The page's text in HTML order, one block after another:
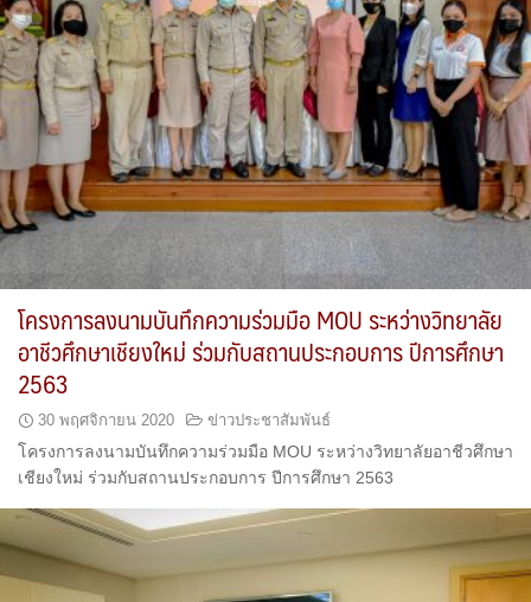
โครงการลงนามบันทึกความร่วมมือ MOU ระหว่างวิทยาลัย
อาชีวศึกษาเชียงใหม่ ร่วมกับสถานประกอบการ ปีการศึกษา
2563
30 พฤศจิกายน 2020 ข่าวประชาสัมพันธ์
โครงการลงนามบันทึกความร่วมมือ MOU ระหว่างวิทยาลัยอาชีวศึกษา
เชียงใหม่ ร่วมกับสถานประกอบการ ปีการศึกษา 2563